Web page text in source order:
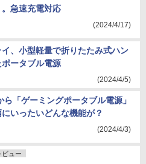
急速充電対応
(2024/4/17)
、小型軽量で折りたたみ式ハン
ポータブル電源
(2024/4/5)
ら「ゲーミングポータブル電源」
いったいどんな機能が？
(2024/4/3)
ビュー